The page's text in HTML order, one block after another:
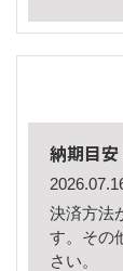
納期目安
決済方法
す。その
さい。